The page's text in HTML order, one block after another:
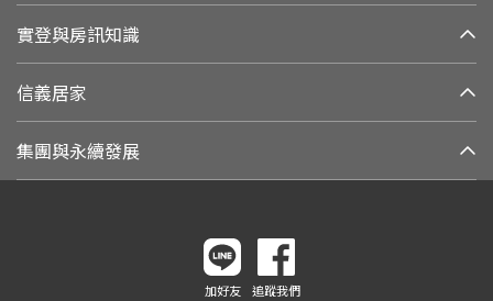
實登與房訊知識
信義居家
集團與永續發展
加好友 追蹤我們